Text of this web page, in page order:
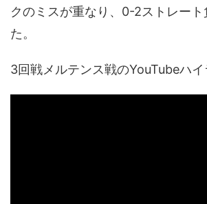
クのミスが重なり、0-2ストレート
た。
3回戦メルテンス戦のYouTubeハ